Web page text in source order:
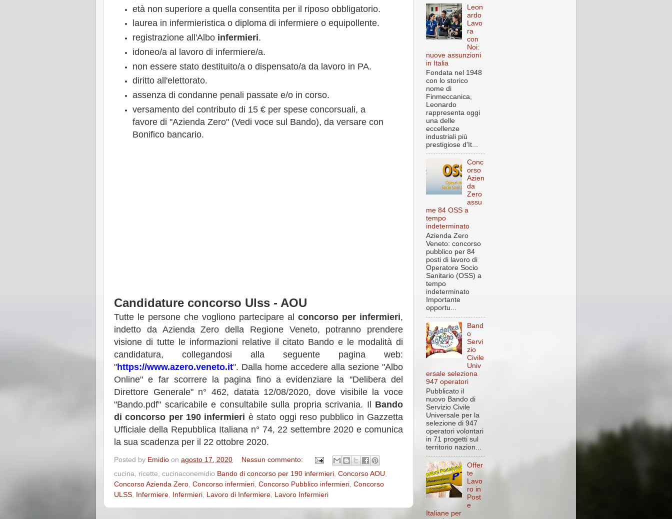
età non superiore a quella consentita per il riposo obbligatorio.
laurea in infermieristica o diploma di infermiere o equipollente.
registrazione all'Albo infermieri.
idoneo/a al lavoro di infermiere/a.
non essere stato destituito/a o dispensato/a da lavoro in PA.
diritto all'elettorato.
assenza di condanne penali passate e/o in corso.
versamento del contributo di 15 € per spese concorsuali, a
favore di "Azienda Zero" (Vedi voce sul Bando), da versare con
Bonifico bancario.
Candidature concorso Ulss - AOU
Tutte le persone che vogliono partecipare al concorso per infermieri,
indetto da Azienda Zero della Regione Veneto, potranno prendere
visione di tutte le informazioni relative il citato Bando e le modalità di
candidatura, collegandosi alla seguente pagina web:
"https://www.azero.veneto.it". Dalla home accedere alla sezione "Albo
Online" e far scorrere la pagina fino a evidenziare la "Delibera del
Direttore Generale" n° 462, datata 12/08/2020, dove visibile la voce
"Bando.pdf" scaricabile e consultabile sulla propria scrivania. Il Bando
di concorso per 190 infermieri è stato oggi reso pubblico in Gazzetta
Ufficiale della Repubblica Italiana n° 74, 22 settembre 2020 e comunica
la sua scadenza per il 22 ottobre 2020.
Posted by Emidio on agosto 17, 2020
Nessun commento:
cucina, ricette, cucinaconemidio Bando di concorso per 190 infermieri Concorso AOU
Concorso Azienda Zero Concorso infermieri Concorso Pubblico infermieri Concorso
ULSS Infermiere Infermieri Lavoro di Infermiere Lavoro Infermieri
Leon
ardo
Lavo
ra
con
Noi:
nuove assunzioni
in Italia
Fondata nel 1948
con lo storico
nome di
Finmeccanica,
Leonardo
rappresenta oggi
una delle
eccellenze
industriali più
prestigiose d'It...
Conc
orso
Azien
da
Zero
assu
me 84 OSS a
tempo
indeterminato
Azienda Zero
Veneto: concorso
pubblico per 84
posti di lavoro di
Operatore Socio
Sanitario (OSS) a
tempo
indeterminato
Importante
opportu...
Band
o
Servi
zio
Civile
Univ
ersale seleziona
947 operatori
Pubblicato il
nuovo Bando di
Servizio Civile
Universale per la
selezione di 947
operatori volontari
in 71 progetti sul
territorio nazion...
Offer
te
Lavo
ro in
Post
e
Italiane per